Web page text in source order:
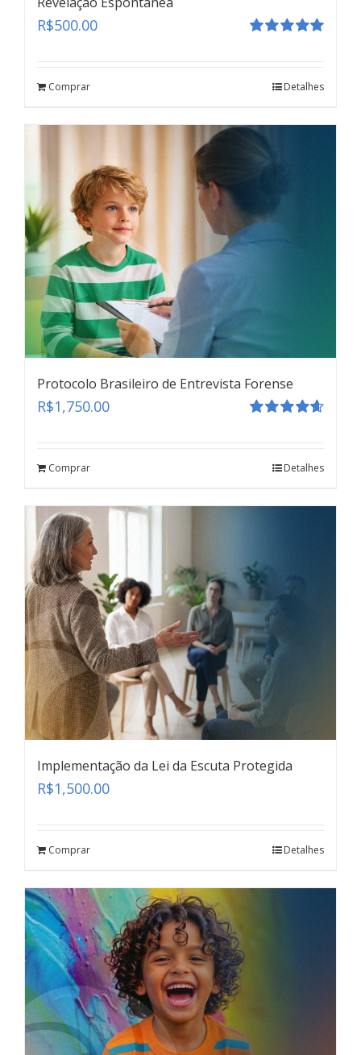
R$500.00
Comprar Detalhes
Protocolo Brasileiro de Entrevista Forense
R$1,750.00
Comprar Detalhes
Implementação da Lei da Escuta Protegida
R$1,500.00
Comprar Detalhes